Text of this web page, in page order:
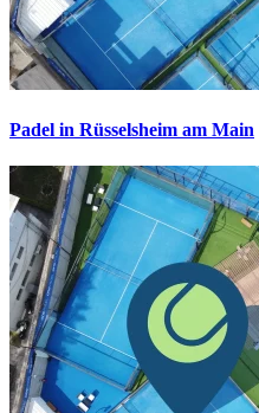
Padel in Rüsselsheim am Main